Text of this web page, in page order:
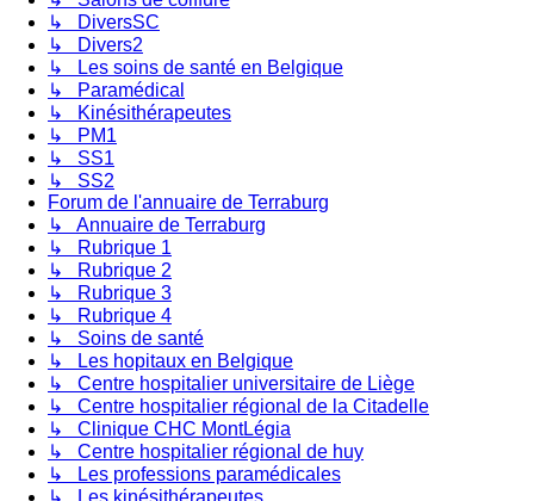
↳ DiversSC
↳ Divers2
↳ Les soins de santé en Belgique
↳ Paramédical
↳ Kinésithérapeutes
↳ PM1
↳ SS1
↳ SS2
Forum de l'annuaire de Terraburg
↳ Annuaire de Terraburg
↳ Rubrique 1
↳ Rubrique 2
↳ Rubrique 3
↳ Rubrique 4
↳ Soins de santé
↳ Les hopitaux en Belgique
↳ Centre hospitalier universitaire de Liège
↳ Centre hospitalier régional de la Citadelle
↳ Clinique CHC MontLégia
↳ Centre hospitalier régional de huy
↳ Les professions paramédicales
↳ Les kinésithérapeutes